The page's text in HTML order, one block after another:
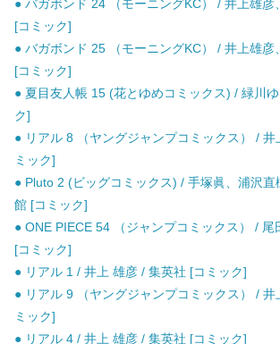
● バガボンド 24 （モーニングKC） / 井上雄彦
[コミック]
● バガボンド 25 （モーニングKC） / 井上雄彦
[コミック]
● 夏目友人帳 15 (花とゆめコミックス) / 緑川
ク]
● リアル 8 （ヤングジャンプコミックス） / 井
ミック]
● Pluto 2 (ビッグコミックス) / 手塚眞、浦沢
館 [コミック]
● ONE PIECE 54 （ジャンプコミックス） / 尾
[コミック]
● リアル 1 / 井上 雄彦 / 集英社 [コミック]
● リアル 9 （ヤングジャンプコミックス） / 井
ミック]
● リアル 4 / 井上 雄彦 / 集英社 [コミック]